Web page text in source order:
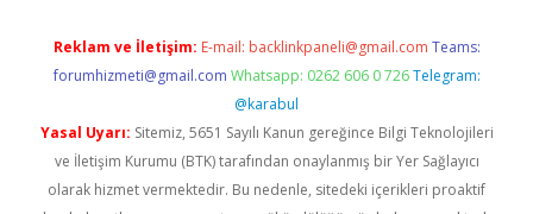
Reklam ve İletişim: E-mail: backlinkpaneli@gmail.com Teams:
forumhizmeti@gmail.com Whatsapp: 0262 606 0 726 Telegram:
@karabul
Yasal Uyarı: Sitemiz, 5651 Sayılı Kanun gereğince Bilgi Teknolojileri
ve İletişim Kurumu (BTK) tarafından onaylanmış bir Yer Sağlayıcı
olarak hizmet vermektedir. Bu nedenle, sitedeki içerikleri proaktif